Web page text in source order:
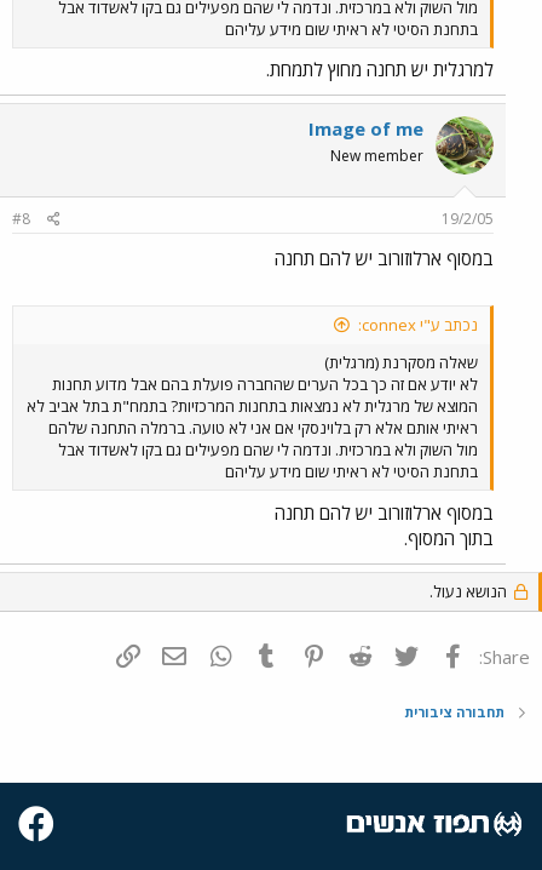
מול השוק ולא במרכזית. ונדמה לי שהם מפעילים גם בקו לאשדוד אבל
בתחנת הסיטי לא ראיתי שום מידע עליהם
למרגלית יש תחנה מחוץ לתמחת.
Image of me
New member
19/2/05
#8
במסוף ארלוזורוב יש להם תחנה
נכתב ע"י connex:
שאלה מסקרנת (מרגלית)
לא יודע אם זה כך בכל הערים שהחברה פועלת בהם אבל מדוע תחנות
המוצא של מרגלית לא נמצאות בתחנות המרכזיות? בתמח"ת בתל אביב לא
ראיתי אותם אלא רק בלוינסקי אם אני לא טועה. ברמלה התחנה שלהם
מול השוק ולא במרכזית. ונדמה לי שהם מפעילים גם בקו לאשדוד אבל
בתחנת הסיטי לא ראיתי שום מידע עליהם
במסוף ארלוזורוב יש להם תחנה
בתוך המסוף.
הנושא נעול.
Share: פייסבוק Twitter
Reddit
Pinterest
Tumblr
WhatsAppדואר אלקטרוני
תחבורה ציבורית